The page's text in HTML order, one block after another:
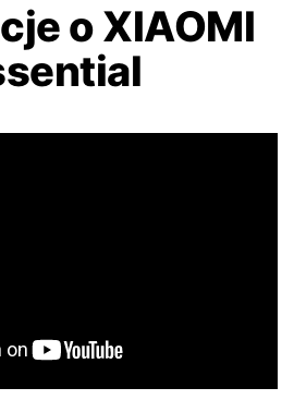
o XIAOMI